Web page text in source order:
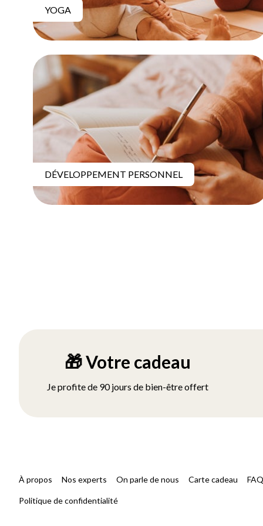
YOGA
DÉVELOPPEMENT PERSONNEL
🎁 Votre cadeau
Je profite de 90 jours de bien-être offert
À propos Nos experts On parle de nous Carte cadeau FAQ
Politique de confidentialité